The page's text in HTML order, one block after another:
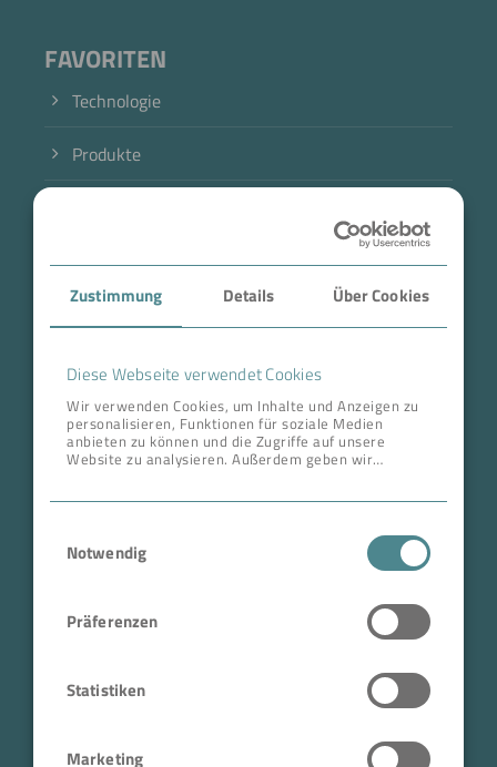
Zustimmung Details Über Cookies
Diese Webseite verwendet Cookies
Wir verwenden Cookies, um Inhalte und Anzeigen zu
personalisieren, Funktionen für soziale Medien
anbieten zu können und die Zugriffe auf unsere
Website zu analysieren. Außerdem geben wir
zusammen, die Sie ihnen bereitgestellt haben oder
die sie im Rahmen Ihrer Nutzung der Dienste
Notwendig
Präferenzen
Statistiken
Marketing
FAVORITEN
Technologie
Produkte
Case Studies
Über BOKELA
Karriere
ANSCHRIFT ZENTRALE
Tullastr. 64 | 76131 Karlsruhe
Telefon +49 721 96456-0
Geschäftsführer:
USt-IdNr.: DE 143592250
Jetzt direkt die gemerkte Auswahl anfragen.